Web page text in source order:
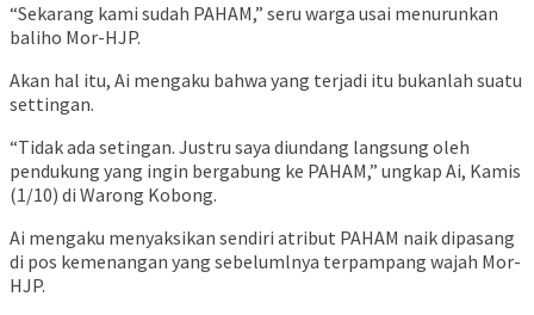
“Sekarang kami sudah PAHAM,” seru warga usai menurunkan
baliho Mor-HJP.
Akan hal itu, Ai mengaku bahwa yang terjadi itu bukanlah suatu
settingan.
“Tidak ada setingan. Justru saya diundang langsung oleh
pendukung yang ingin bergabung ke PAHAM,” ungkap Ai, Kamis
(1/10) di Warong Kobong.
Ai mengaku menyaksikan sendiri atribut PAHAM naik dipasang
di pos kemenangan yang sebelumlnya terpampang wajah Mor-
HJP.